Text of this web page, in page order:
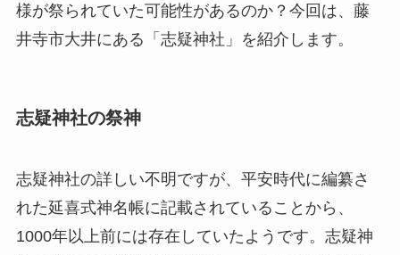
様が祭られていた可能性があるのか？今回は、藤
井寺市大井にある「志疑神社」を紹介します。
志疑神社の祭神
志疑神社の詳しい不明ですが、平安時代に編纂さ
れた延喜式神名帳に記載されていることから、
1000年以上前には存在していたようです。志疑神